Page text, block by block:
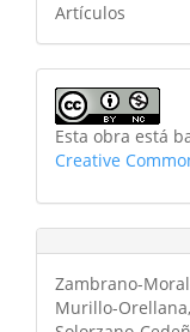
Artículos
Esta obra está
Creative
Zambrano-
Murillo-